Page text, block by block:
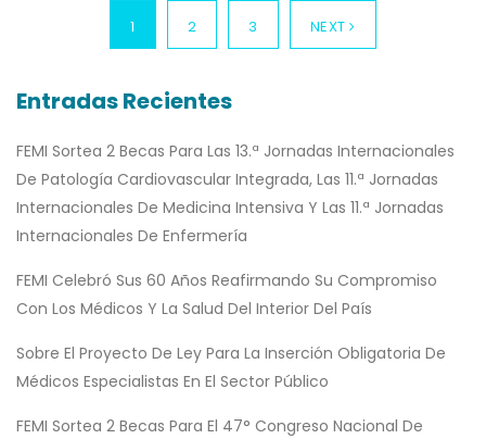
1 2 3 NEXT
Entradas Recientes
FEMI Sortea 2 Becas Para Las 13.ª Jornadas Internacionales
De Patología Cardiovascular Integrada, Las 11.ª Jornadas
Internacionales De Medicina Intensiva Y Las 11.ª Jornadas
Internacionales De Enfermería
FEMI Celebró Sus 60 Años Reafirmando Su Compromiso
Con Los Médicos Y La Salud Del Interior Del País
Sobre El Proyecto De Ley Para La Inserción Obligatoria De
Médicos Especialistas En El Sector Público
FEMI Sortea 2 Becas Para El 47° Congreso Nacional De